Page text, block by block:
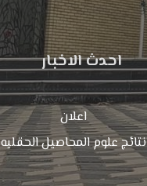
احدث الاخبار
اعلان
نتائج علوم المحاصیل الحقلیه